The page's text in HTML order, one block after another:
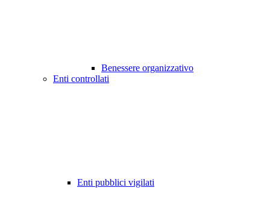
Benessere organizzativo
Enti controllati
Enti pubblici vigilati